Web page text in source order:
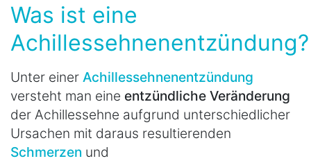
Was ist eine
Achillessehnenentzündung?
Unter einer Achillessehnenentzündung
versteht man eine entzündliche Veränderung
der Achillessehne aufgrund unterschiedlicher
Ursachen mit daraus resultierenden
Schmerzen und